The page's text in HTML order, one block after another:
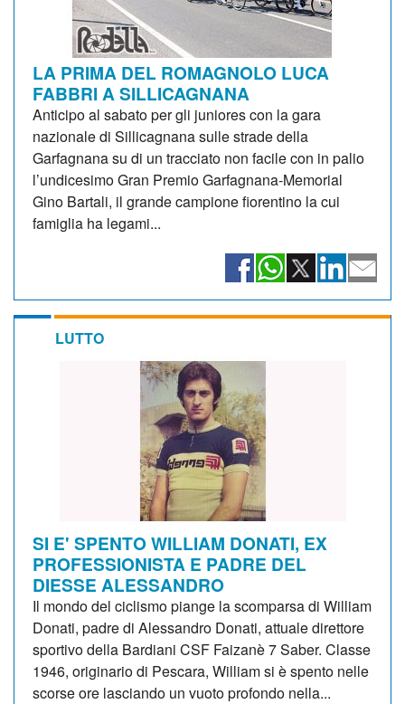
LA PRIMA DEL ROMAGNOLO LUCA
FABBRI A SILLICAGNANA
Anticipo al sabato per gli juniores con la gara
nazionale di Sillicagnana sulle strade della
Garfagnana su di un tracciato non facile con in palio
l’undicesimo Gran Premio Garfagnana-Memorial
Gino Bartali, il grande campione fiorentino la cui
famiglia ha legami...
LUTTO
SI E' SPENTO WILLIAM DONATI, EX
PROFESSIONISTA E PADRE DEL
DIESSE ALESSANDRO
Il mondo del ciclismo piange la scomparsa di William
Donati, padre di Alessandro Donati, attuale direttore
sportivo della Bardiani CSF Faizanè 7 Saber. Classe
1946, originario di Pescara, William si è spento nelle
scorse ore lasciando un vuoto profondo nella...